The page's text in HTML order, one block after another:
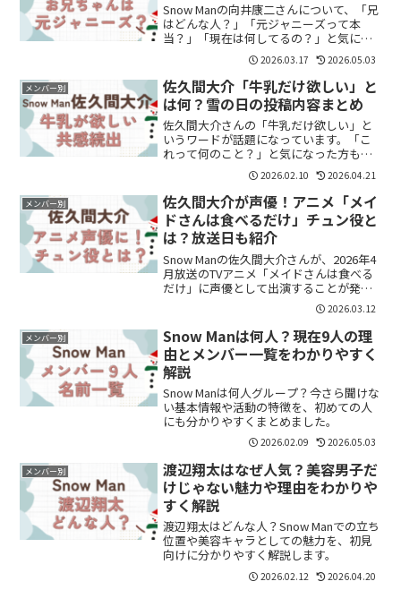
Snow Manの向井康二さんについて、「兄
はどんな人？」「元ジャニーズって本
当？」「現在は何してるの？」と気にな
っている方も多いのではないでしょう
か。結論から言うと、兄の向井達郎さん
は元ジャニーズJr.として活動していた経
歴があり、現在は...
2026.03.17 2026.05.03
メンバー別
佐久間大介「牛乳だけ欲しい」と
は何？雪の日の投稿内容まとめ
佐久間大介さんの「牛乳だけ欲しい」と
いうワードが話題になっています。「こ
れって何のこと？」と気になった方も多
いのではないでしょうか。結論から言う
と、雪の日に投稿されたシンプルな一言
が共感を集め、拡散されたものです。こ
の記事では、投稿内容と話...
2026.02.10 2026.04.21
メンバー別
佐久間大介が声優！アニメ「メイ
ドさんは食べるだけ」チュン役と
は？放送日も紹介
Snow Manの佐久間大介さんが、2026年4
月放送のTVアニメ「メイドさんは食べる
だけ」に声優として出演することが発表
され話題になっています。佐久間さんが
担当するのは、作品に登場する雀のマス
コットキャラクター「チュン」。SNSで
も「さっ...
2026.03.12
メンバー別
Snow Manは何人？現在9人の理
由とメンバー一覧をわかりやすく
解説
Snow Manは何人グループ？今さら聞けな
い基本情報や活動の特徴を、初めての人
にも分かりやすくまとめました。
2026.02.09 2026.05.03
メンバー別
渡辺翔太はなぜ人気？美容男子だ
けじゃない魅力や理由をわかりや
すく解説
渡辺翔太はどんな人？Snow Manでの立ち
位置や美容キャラとしての魅力を、初見
向けに分かりやすく解説します。
2026.02.12 2026.04.20